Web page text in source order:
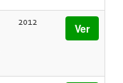
2012 Ver